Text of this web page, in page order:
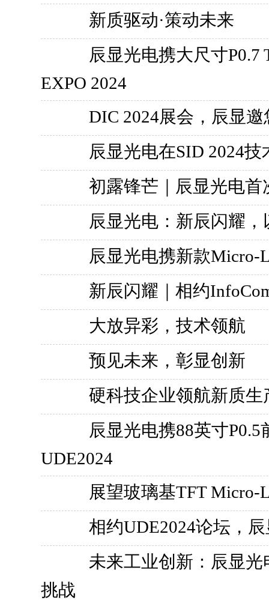
新质驱动·策动未来
辰显光电携大尺寸
EXPO 2024
DIC 2024展会，辰显
辰显光电在SID 2024
初露锋芒｜辰显光电首
辰显光电：新辰闪耀
辰显光电携新款Micro-
新辰闪耀｜相约
大放异彩，技术领航
预见未来，彰显创新
硬科技企业领航新质生
辰显光电携88英寸
UDE2024
展望玻璃基TFT Micro-
相约UDE2024论坛，
未来工业创新：辰显
挑战